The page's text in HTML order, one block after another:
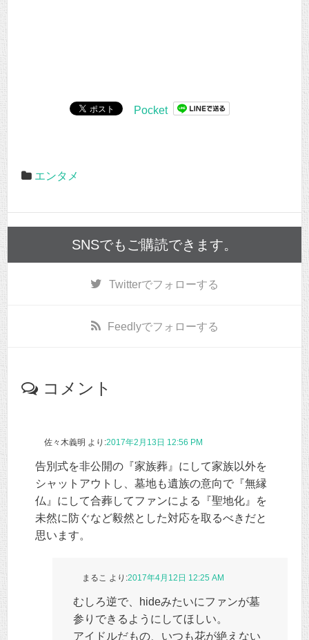
Pocket
エンタメ
SNSでもご購読できます。
Twitterでフォローする
Feedlyでフォローする
コメント
佐々木義明 より:2017年2月13日 12:56 PM
告別式を非公開の『家族葬』にして家族以外を
シャットアウトし、墓地も遺族の意向で『無縁
仏』にして合葬してファンによる『聖地化』を
未然に防ぐなど毅然とした対応を取るべきだと
思います。
まるこ より:2017年4月12日 12:25 AM
むしろ逆で、hideみたいにファンが墓
参りできるようにしてほしい。
アイドルだもの、いつも花が絶えない